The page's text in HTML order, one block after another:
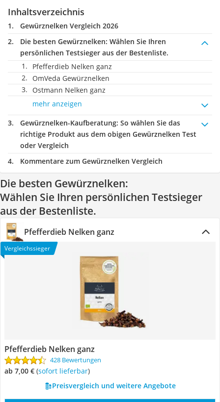
Inhaltsverzeichnis
Gewürznelken Vergleich 2026
Die besten Gewürznelken: Wählen Sie Ihren
persönlichen Testsieger aus der Bestenliste.
Pfefferdieb Nelken ganz
OmVeda Gewürznelken
Ostmann Nelken ganz
mehr anzeigen
Gewürznelken-Kaufberatung: So wählen Sie das
richtige Produkt aus dem obigen Gewürznelken Test
oder Vergleich
Kommentare zum Gewürznelken Vergleich
Die besten Gewürznelken:
Wählen Sie Ihren persönlichen Testsieger
aus der Bestenliste.
Pfefferdieb Nelken ganz
Vergleichssieger
Pfefferdieb Nelken ganz
428 Bewertungen
ab 7,00 € ( Sofort lieferbar)
Preisvergleich und weitere Angebote